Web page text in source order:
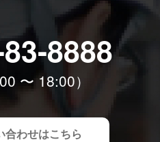
8888
〜 18:00）
合わせはこちら